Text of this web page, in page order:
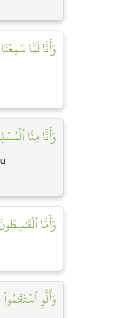
وَأَنَّا لَمَّا
وَأَنَّا مِنَّا
وَأَمَّا
وَأَلَّوِ